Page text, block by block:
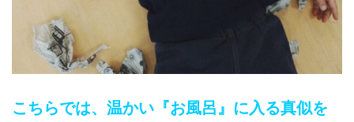
こちらでは、温かい『お風呂』に入る真似を